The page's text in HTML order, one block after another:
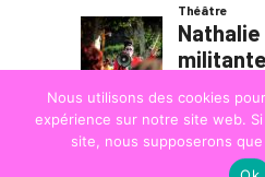
Nous utilisons des cookies
expérience sur notre site web.
site, nous supposerons